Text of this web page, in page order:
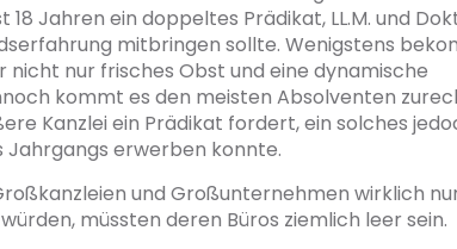
Jahren ein doppeltes Prädikat, LL.M. und
mitbringen sollte. Wenigstens
nicht nur frisches Obst und eine dynamische
kommt es den meisten Absolventen
Kanzlei ein Prädikat fordert, ein solches
erwerben konnte.
und Großunternehmen wirklich
müssten deren Büros ziemlich leer sein.